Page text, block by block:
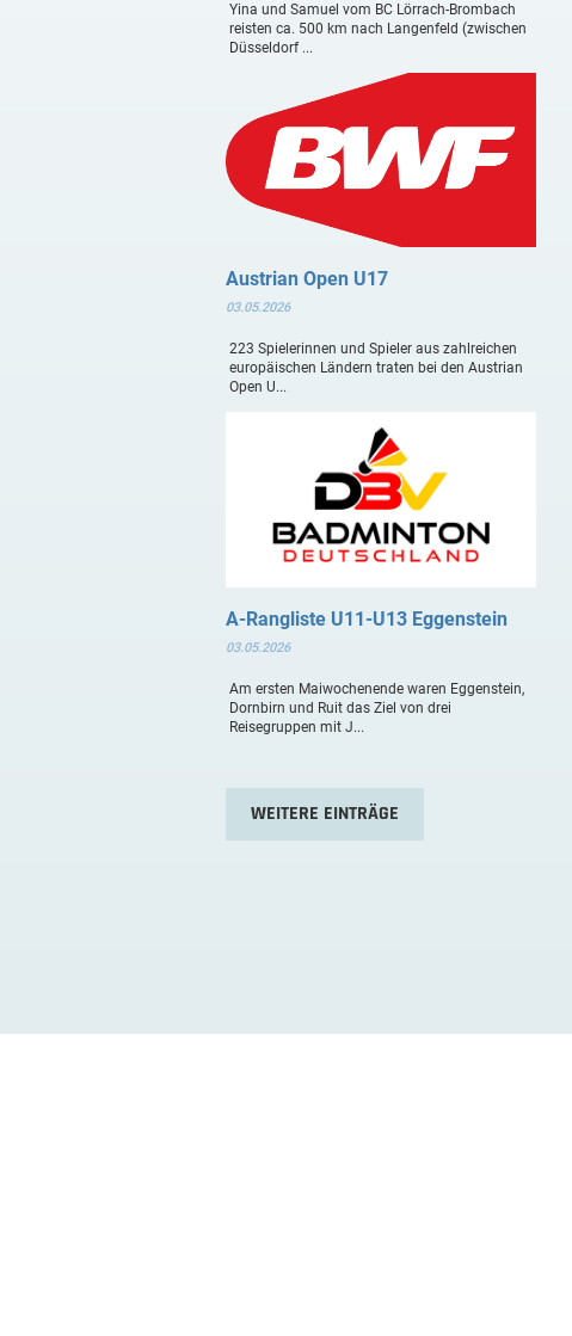
Yina und Samuel vom BC Lörrach-Brombach
reisten ca. 500 km nach Langenfeld (zwischen
Düsseldorf ...
Austrian Open U17
03.05.2026
223 Spielerinnen und Spieler aus zahlreichen
europäischen Ländern traten bei den Austrian
Open U...
A-Rangliste U11-U13 Eggenstein
03.05.2026
Am ersten Maiwochenende waren Eggenstein,
Dornbirn und Ruit das Ziel von drei
Reisegruppen mit J...
WEITERE EINTRÄGE